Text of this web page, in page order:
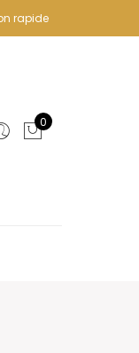
rapide
0